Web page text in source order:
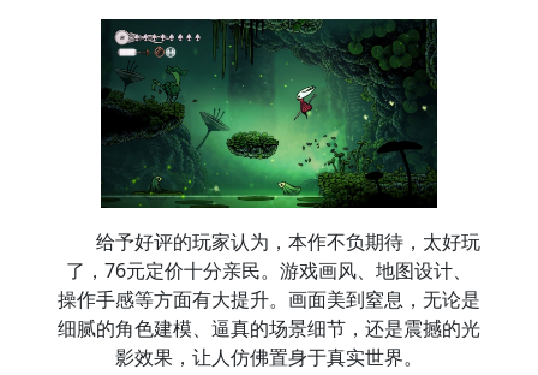
给予好评的玩家认为，本作不负期待，太好玩
了，76元定价十分亲民。游戏画风、地图设计、
操作手感等方面有大提升。画面美到窒息，无论是
细腻的角色建模、逼真的场景细节，还是震撼的光
影效果，让人仿佛置身于真实世界。